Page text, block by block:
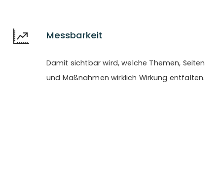
Messbarkeit
Damit sichtbar wird, welche Themen, Seiten
und Maßnahmen wirklich Wirkung entfalten.